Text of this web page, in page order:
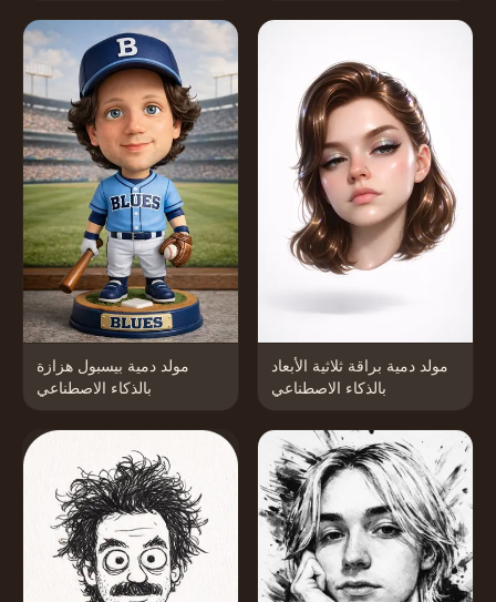
مولد دمية بيسبول هزازة
بالذكاء الاصطناعي
مولد دمية براقة ثلاثية الأبعاد
بالذكاء الاصطناعي